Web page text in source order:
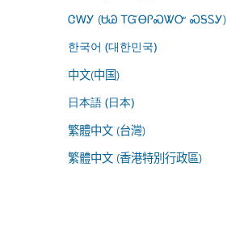
ᏣᎳᎩ (ᏌᏊ ᎢᏳᎾᎵᏍᏔᏅ ᏍᎦᏚᎩ)
한국어 (대한민국)
中文(中国)
日本語 (日本)
繁體中文 (台灣)
繁體中文 (香港特別行政區)